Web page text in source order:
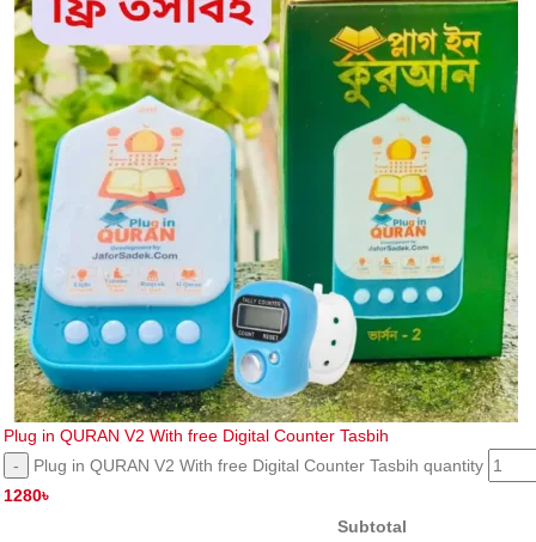
Plug in QURAN V2 With free Digital Counter Tasbih
Plug in QURAN V2 With free Digital Counter Tasbih quantity
1280৳
Subtotal